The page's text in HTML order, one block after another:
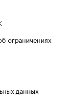
ограничениях
данных